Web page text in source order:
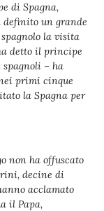
di Spagna,
definito un grande
la visita
detto il principe
– ha
primi cinque
la Spagna per
non ha offuscato
decine di
acclamato
il Papa,